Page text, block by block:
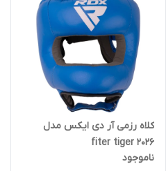
کلاه رزمی آر دی ایکس مدل
fiter tiger 2026
ناموجود